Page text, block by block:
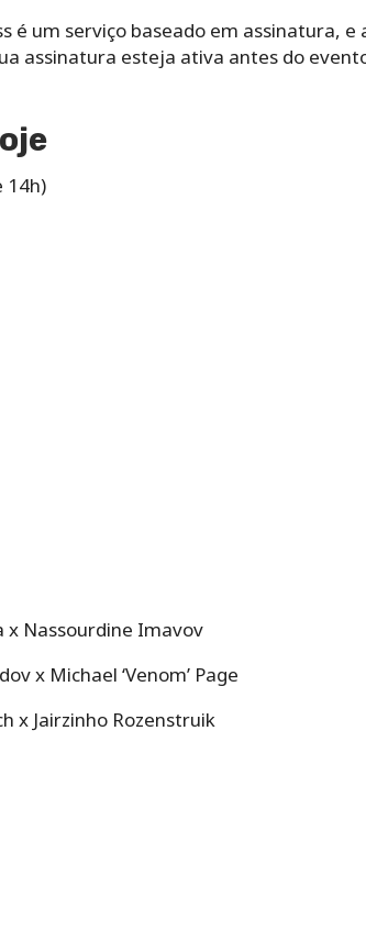
é um serviço baseado em assinatura,
assinatura esteja ativa antes do
14h)
x Nassourdine Imavov
x Michael ‘Venom’ Page
x Jairzinho Rozenstruik